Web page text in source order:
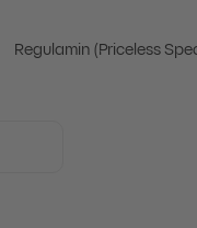
Regulamin (Priceless